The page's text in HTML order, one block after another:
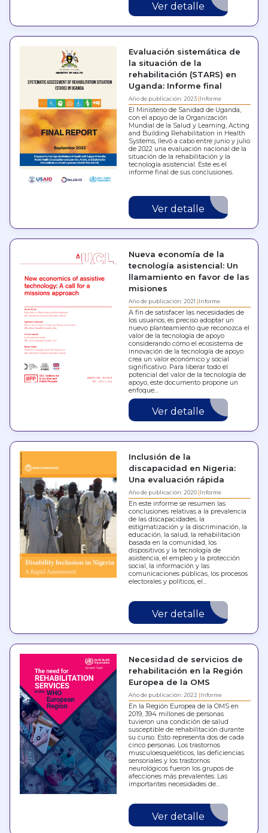
Ver detalle
Evaluación sistemática de
la situación de la
rehabilitación (STARS) en
Uganda: Informe final
Año de publicación: 2023 Informe
El Ministerio de Sanidad de Uganda,
con el apoyo de la Organización
Mundial de la Salud y Learning, Acting
and Building Rehabilitation in Health
Systems, llevó a cabo entre junio y julio
de 2022 una evaluación nacional de la
situación de la rehabilitación y la
tecnología asistencial. Este es el
informe final de sus conclusiones.
Ver detalle
Nueva economía de la
tecnología asistencial: Un
llamamiento en favor de las
misiones
Año de publicación: 2021 Informe
A fin de satisfacer las necesidades de
los usuarios, es preciso adoptar un
nuevo planteamiento que reconozca el
valor de la tecnología de apoyo
considerando cómo el ecosistema de
innovación de la tecnología de apoyo
crea un valor económico y social
significativo. Para liberar todo el
potencial del valor de la tecnología de
apoyo, este documento propone un
enfoque…
Ver detalle
Inclusión de la
discapacidad en Nigeria:
Una evaluación rápida
Año de publicación: 2020 Informe
En este informe se resumen las
conclusiones relativas a la prevalencia
de las discapacidades, la
estigmatización y la discriminación, la
educación, la salud, la rehabilitación
basada en la comunidad, los
dispositivos y la tecnología de
asistencia, el empleo y la protección
social, la información y las
comunicaciones públicas, los procesos
electorales y políticos, el…
Ver detalle
Necesidad de servicios de
rehabilitación en la Región
Europea de la OMS
Año de publicación: 2022 Informe
En la Región Europea de la OMS en
2019, 394 millones de personas
tuvieron una condición de salud
susceptible de rehabilitación durante
su curso. Esto representa dos de cada
cinco personas. Los trastornos
musculoesqueléticos, las deficiencias
sensoriales y los trastornos
neurológicos fueron los grupos de
afecciones más prevalentes. Las
importantes necesidades de…
Ver detalle